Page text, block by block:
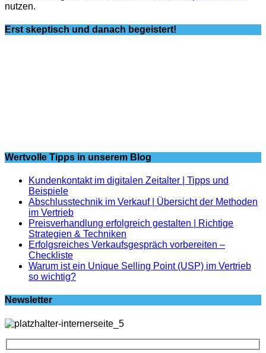
nutzen.
Erst skeptisch und danach begeistert!
Wertvolle Tipps in unserem Blog
Kundenkontakt im digitalen Zeitalter | Tipps und
Beispiele
Abschlusstechnik im Verkauf | Übersicht der Methoden
im Vertrieb
Preisverhandlung erfolgreich gestalten | Richtige
Strategien & Techniken
Erfolgsreiches Verkaufsgespräch vorbereiten –
Checkliste
Warum ist ein Unique Selling Point (USP) im Vertrieb
so wichtig?
Newsletter